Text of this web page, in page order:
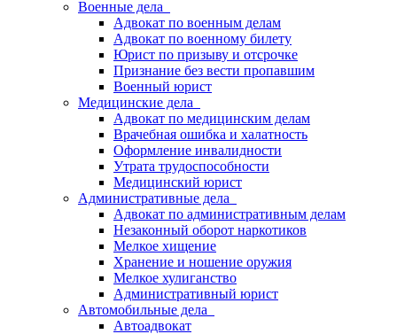
Военные дела
Адвокат по военным делам
Адвокат по военному билету
Юрист по призыву и отсрочке
Признание без вести пропавшим
Военный юрист
Медицинские дела
Адвокат по медицинским делам
Врачебная ошибка и халатность
Оформление инвалидности
Утрата трудоспособности
Медицинский юрист
Административные дела
Адвокат по административным делам
Незаконный оборот наркотиков
Мелкое хищение
Хранение и ношение оружия
Мелкое хулиганство
Административный юрист
Автомобильные дела
Автоадвокат